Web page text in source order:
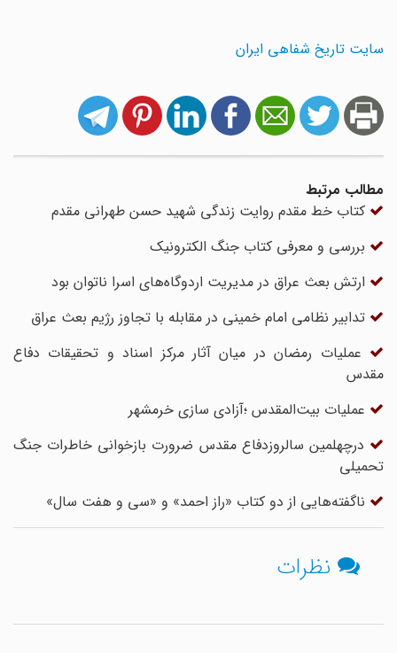
سایت تاریخ شفاهی ایران
مطالب مرتبط
کتاب خط مقدم روایت زندگی شهید حسن طهرانی مقدم
بررسی و معرفی کتاب جنگ الکترونیک
ارتش بعث عراق در مدیریت اردوگاه‌های اسرا ناتوان بود
تدابیر نظامی امام خمینی در مقابله با تجاوز رژیم بعث عراق
عملیات رمضان در میان آثار مرکز اسناد و تحقیقات دفاع
مقدس
عملیات بیت‌المقدس ؛آزادی سازی خرمشهر
درچهلمین سالروزدفاع مقدس ضرورت بازخوانی خاطرات جنگ
تحمیلی
ناگفته‌هایی از دو کتاب «راز احمد» و «سی و هفت سال»
نظرات